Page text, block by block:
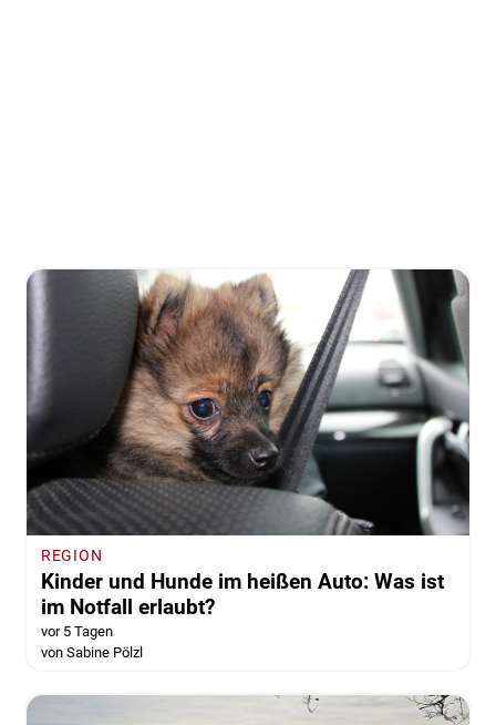
REGION
Kinder und Hunde im heißen Auto: Was ist
im Notfall erlaubt?
vor 5 Tagen
von Sabine Pölzl